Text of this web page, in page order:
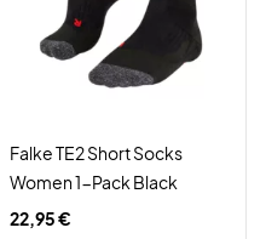
Falke TE2 Short Socks
Women 1-Pack Black
22,95 €